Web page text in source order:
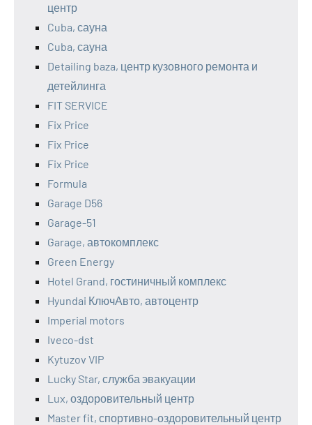
центр
Cuba, сауна
Cuba, сауна
Detailing baza, центр кузовного ремонта и
детейлинга
FIT SERVICE
Fix Price
Fix Price
Fix Price
Formula
Garage D56
Garage-51
Garage, автокомплекс
Green Energy
Hotel Grand, гостиничный комплекс
Hyundai КлючАвто, автоцентр
Imperial motors
Iveco-dst
Kytuzov VIP
Lucky Star, служба эвакуации
Lux, оздоровительный центр
Master fit, спортивно-оздоровительный центр